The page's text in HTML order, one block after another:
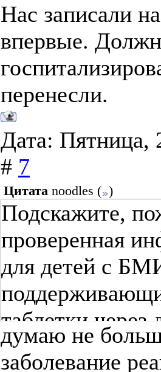
Нас записали
впервые.
перенесли.
Дата: Пятница,
# 7
Цитата noodles ( )
Подскажите,
проверенная
для детей с
таблетки через
избежание
думаю не
заболевание